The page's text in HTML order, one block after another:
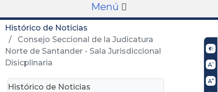
Menú
Histórico de Noticias
Consejo Seccional de la Judicatura
Norte de Santander - Sala Jurisdiccional
Disicplinaria
Histórico de Noticias